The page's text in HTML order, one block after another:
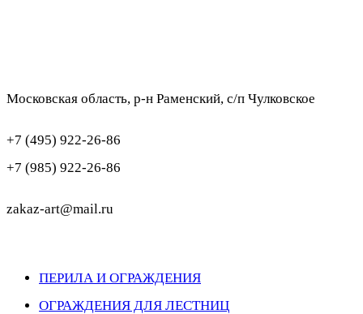
Московская область, р-н Раменский, с/п Чулковское
+7 (495) 922-26-86
+7 (985) 922-26-86
zakaz-art@mail.ru
ПЕРИЛА И ОГРАЖДЕНИЯ
ОГРАЖДЕНИЯ ДЛЯ ЛЕСТНИЦ